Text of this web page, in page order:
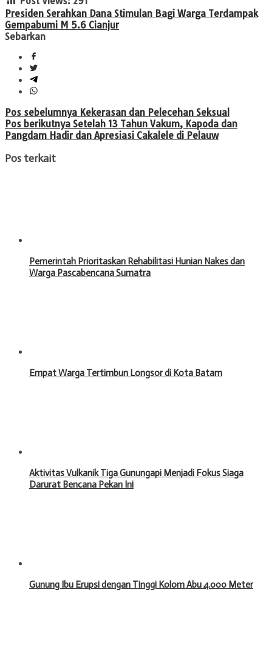
Presiden Serahkan Dana Stimulan Bagi Warga Terdampak
Gempabumi M 5.6 Cianjur
Sebarkan
Navigasi
pos
Pos sebelumnya Kekerasan dan Pelecehan Seksual
Pos berikutnya Setelah 13 Tahun Vakum, Kapoda dan
Pangdam Hadir dan Apresiasi Cakalele di Pelauw
Pos terkait
Pemerintah Prioritaskan Rehabilitasi Hunian Nakes dan
Warga Pascabencana Sumatra
Empat Warga Tertimbun Longsor di Kota Batam
Aktivitas Vulkanik Tiga Gunungapi Menjadi Fokus Siaga
Darurat Bencana Pekan Ini
Gunung Ibu Erupsi dengan Tinggi Kolom Abu 4.000 Meter